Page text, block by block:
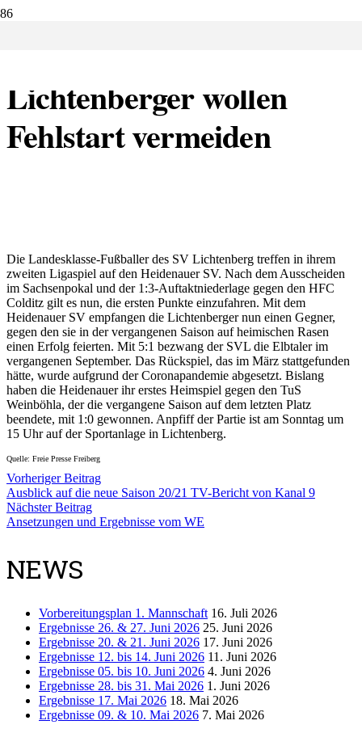
Lichtenberger wollen
Fehlstart vermeiden
Die Landesklasse-Fußballer des SV Lichtenberg treffen in ihrem
zweiten Ligaspiel auf den Heidenauer SV. Nach dem Ausscheiden
im Sachsenpokal und der 1:3-Auftaktniederlage gegen den HFC
Colditz gilt es nun, die ersten Punkte einzufahren. Mit dem
Heidenauer SV empfangen die Lichtenberger nun einen Gegner,
gegen den sie in der vergangenen Saison auf heimischen Rasen
einen Erfolg feierten. Mit 5:1 bezwang der SVL die Elbtaler im
vergangenen September. Das Rückspiel, das im März stattgefunden
hätte, wurde aufgrund der Coronapandemie abgesetzt. Bislang
haben die Heidenauer ihr erstes Heimspiel gegen den TuS
Weinböhla, der die vergangene Saison auf dem letzten Platz
beendete, mit 1:0 gewonnen. Anpfiff der Partie ist am Sonntag um
15 Uhr auf der Sportanlage in Lichtenberg.
Quelle: Freie Presse Freiberg
Vorheriger Beitrag
Ausblick auf die neue Saison 20/21 TV-Bericht von Kanal 9
Nächster Beitrag
Ansetzungen und Ergebnisse vom WE
NEWS
Vorbereitungsplan 1. Mannschaft 16. Juli 2026
Ergebnisse 26. & 27. Juni 2026 25. Juni 2026
Ergebnisse 20. & 21. Juni 2026 17. Juni 2026
Ergebnisse 12. bis 14. Juni 2026 11. Juni 2026
Ergebnisse 05. bis 10. Juni 2026 4. Juni 2026
Ergebnisse 28. bis 31. Mai 2026 1. Juni 2026
Ergebnisse 17. Mai 2026 18. Mai 2026
Ergebnisse 09. & 10. Mai 2026 7. Mai 2026